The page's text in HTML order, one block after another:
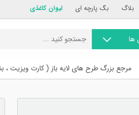
بلاگ بگ پارچه ای لیوان کاغذی
ها
مرجع بزرگ طرح های لایه باز ( کارت ویزیت ،